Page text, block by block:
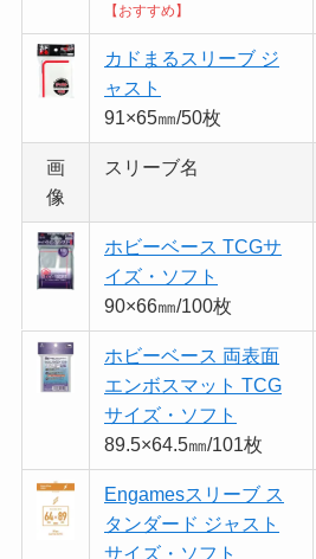
【おすすめ】
カドまるスリーブ ジ
ャスト
91×65㎜/50枚
画
像
スリーブ名
ホビーベース TCGサ
イズ・ソフト
90×66㎜/100枚
ホビーベース 両表面
エンボスマット TCG
サイズ・ソフト
89.5×64.5㎜/101枚
Engamesスリーブ ス
タンダード ジャスト
サイズ・ソフト